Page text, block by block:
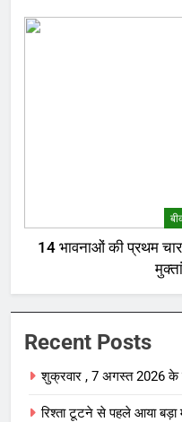
14 भावनाओं की प्रथम चार
Recent Posts
शुक्रवार , 7 अगस्त 2026 के
रिश्ता टूटने से पहले आया बड़ा